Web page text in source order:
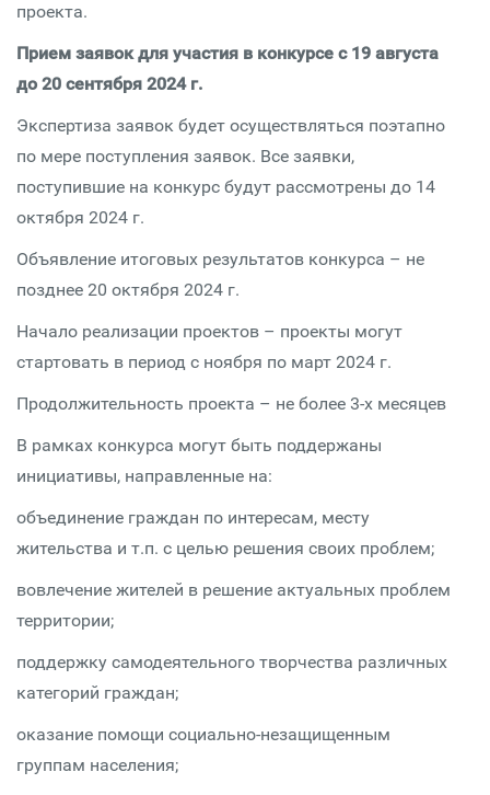
проекта.
Прием заявок для участия в конкурсе с 19 августа
до 20 сентября 2024 г.
Экспертиза заявок будет осуществляться поэтапно
по мере поступления заявок. Все заявки,
поступившие на конкурс будут рассмотрены до 14
октября 2024 г.
Объявление итоговых результатов конкурса – не
позднее 20 октября 2024 г.
Начало реализации проектов – проекты могут
стартовать в период с ноября по март 2024 г.
Продолжительность проекта – не более 3-х месяцев
В рамках конкурса могут быть поддержаны
инициативы, направленные на:
объединение граждан по интересам, месту
жительства и т.п. с целью решения своих проблем;
вовлечение жителей в решение актуальных проблем
территории;
поддержку самодеятельного творчества различных
категорий граждан;
оказание помощи социально-незащищенным
группам населения;